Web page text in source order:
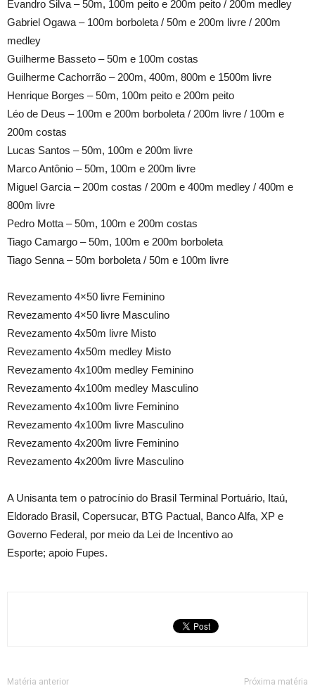
Evandro Silva – 50m, 100m peito e 200m peito / 200m medley
Gabriel Ogawa – 100m borboleta / 50m e 200m livre / 200m
medley
Guilherme Basseto – 50m e 100m costas
Guilherme Cachorrão – 200m, 400m, 800m e 1500m livre
Henrique Borges – 50m, 100m peito e 200m peito
Léo de Deus – 100m e 200m borboleta / 200m livre / 100m e
200m costas
Lucas Santos – 50m, 100m e 200m livre
Marco Antônio – 50m, 100m e 200m livre
Miguel Garcia – 200m costas / 200m e 400m medley / 400m e
800m livre
Pedro Motta – 50m, 100m e 200m costas
Tiago Camargo – 50m, 100m e 200m borboleta
Tiago Senna – 50m borboleta / 50m e 100m livre
Revezamento 4×50 livre Feminino
Revezamento 4×50 livre Masculino
Revezamento 4x50m livre Misto
Revezamento 4x50m medley Misto
Revezamento 4x100m medley Feminino
Revezamento 4x100m medley Masculino
Revezamento 4x100m livre Feminino
Revezamento 4x100m livre Masculino
Revezamento 4x200m livre Feminino
Revezamento 4x200m livre Masculino
A Unisanta tem o patrocínio do Brasil Terminal Portuário, Itaú,
Eldorado Brasil, Copersucar, BTG Pactual, Banco Alfa, XP e
Governo Federal, por meio da Lei de Incentivo ao
Esporte; apoio Fupes.
Matéria anterior Próxima matéria